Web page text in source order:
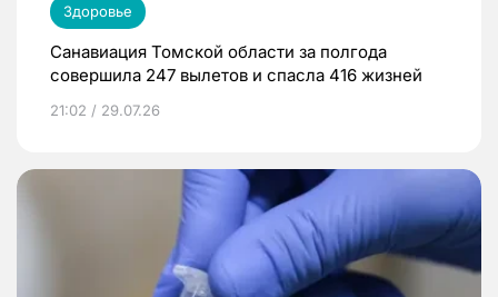
Здоровье
Санавиация Томской области за полгода
совершила 247 вылетов и спасла 416 жизней
21:02 / 29.07.26